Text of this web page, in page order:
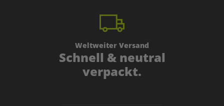
Weltweiter Versand
Schnell & neutral
verpackt.